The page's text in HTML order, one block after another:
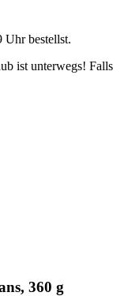
Uhrbestellst.
ist unterwegs!
360 g